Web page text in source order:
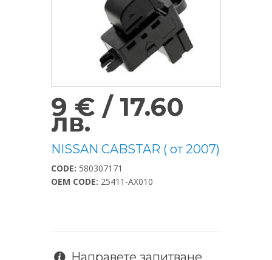
9 € / 17.60
лв.
NISSAN CABSTAR ( от 2007)
CODE: 580307171
OEM CODE: 25411-AX010
Направете запитване